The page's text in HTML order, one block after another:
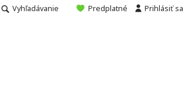
Vyhľadávanie Predplatné Prihlásiť sa